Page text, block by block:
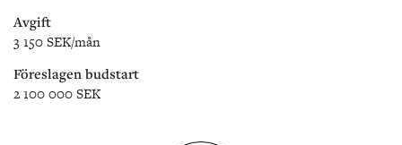
Avgift
3 150 SEK/mån
Föreslagen budstart
2 100 000 SEK